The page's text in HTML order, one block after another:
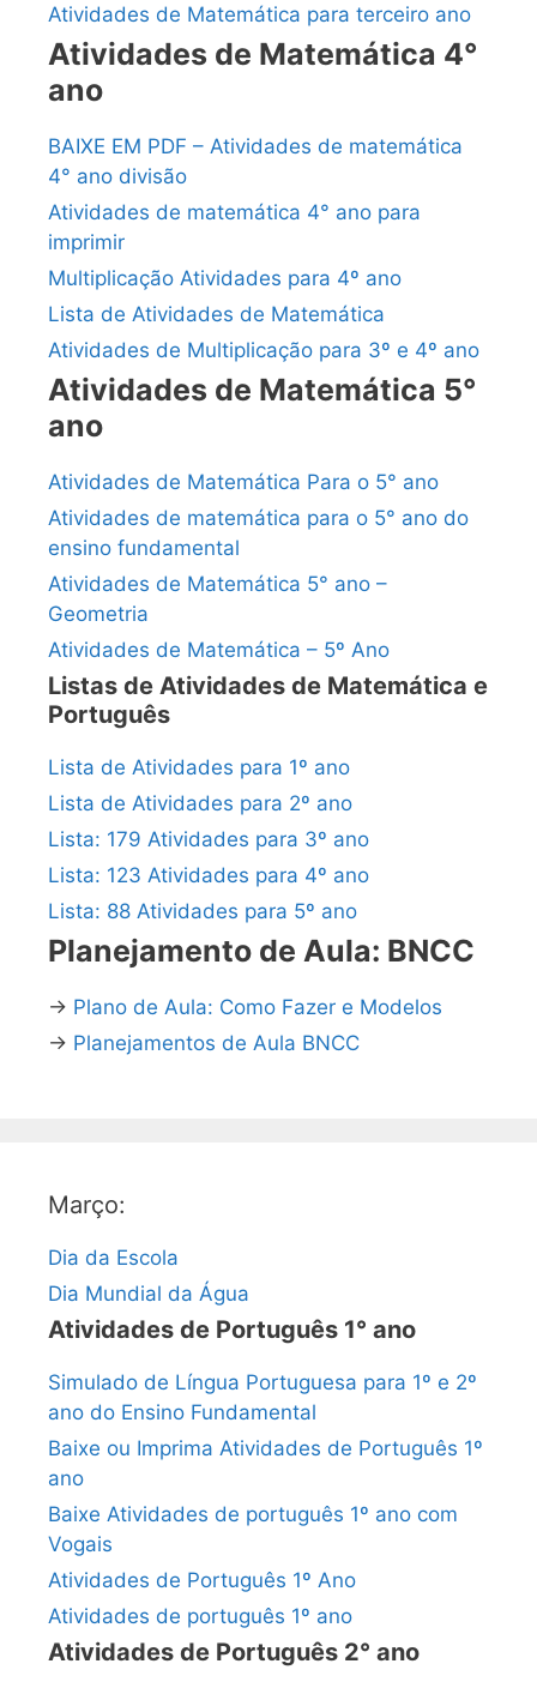
Atividades de Matemática para terceiro ano
Atividades de Matemática 4°
ano
BAIXE EM PDF – Atividades de matemática
4° ano divisão
Atividades de matemática 4° ano para
imprimir
Multiplicação Atividades para 4º ano
Lista de Atividades de Matemática
Atividades de Multiplicação para 3º e 4º ano
Atividades de Matemática 5°
ano
Atividades de Matemática Para o 5° ano
Atividades de matemática para o 5° ano do
ensino fundamental
Atividades de Matemática 5° ano –
Geometria
Atividades de Matemática – 5º Ano
Listas de Atividades de Matemática e
Português
Lista de Atividades para 1º ano
Lista de Atividades para 2º ano
Lista: 179 Atividades para 3º ano
Lista: 123 Atividades para 4º ano
Lista: 88 Atividades para 5º ano
Planejamento de Aula: BNCC
→ Plano de Aula: Como Fazer e Modelos
→ Planejamentos de Aula BNCC
Março:
Dia da Escola
Dia Mundial da Água
Atividades de Português 1° ano
Simulado de Língua Portuguesa para 1º e 2º
ano do Ensino Fundamental
Baixe ou Imprima Atividades de Português 1º
ano
Baixe Atividades de português 1º ano com
Vogais
Atividades de Português 1º Ano
Atividades de português 1º ano
Atividades de Português 2° ano